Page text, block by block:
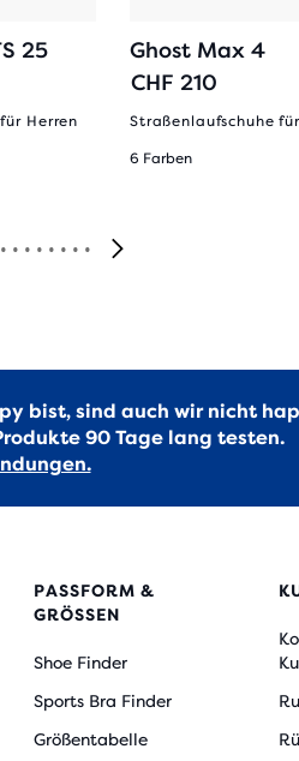
25
Herren
Ghost Max 4
CHF 210
Straßenlaufschuhe
6 Farben
bist, sind auch wir nicht
90 Tage lang testen.
PASSFORM &
GRÖSSEN
Shoe Finder
Sports Bra Finder
Größentabelle